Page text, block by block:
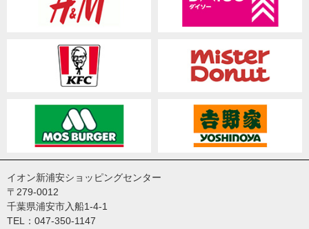
イオン新浦安ショッピングセンター
〒279-0012
千葉県浦安市入船1-4-1
TEL：047-350-1147